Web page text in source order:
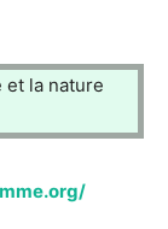
et la nature